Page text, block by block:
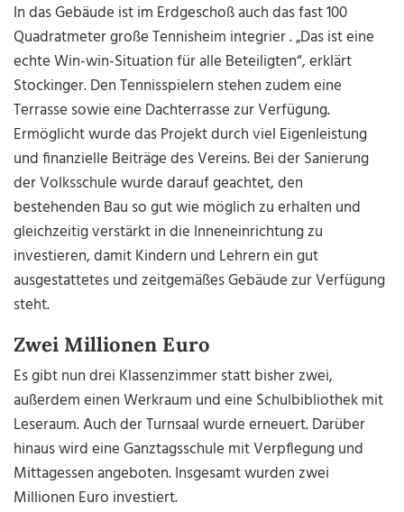
In das Gebäude ist im Erdgeschoß auch das fast 100
Quadratmeter große Tennisheim integrier . „Das ist eine
echte Win-win-Situation für alle Beteiligten“, erklärt
Stockinger. Den Tennisspielern stehen zudem eine
Terrasse sowie eine Dachterrasse zur Verfügung.
Ermöglicht wurde das Projekt durch viel Eigenleistung
und finanzielle Beiträge des Vereins. Bei der Sanierung
der Volksschule wurde darauf geachtet, den
bestehenden Bau so gut wie möglich zu erhalten und
gleichzeitig verstärkt in die Inneneinrichtung zu
investieren, damit Kindern und Lehrern ein gut
ausgestattetes und zeitgemäßes Gebäude zur Verfügung
steht.
Zwei Millionen Euro
Es gibt nun drei Klassenzimmer statt bisher zwei,
außerdem einen Werkraum und eine Schulbibliothek mit
Leseraum. Auch der Turnsaal wurde erneuert. Darüber
hinaus wird eine Ganztagsschule mit Verpflegung und
Mittagessen angeboten. Insgesamt wurden zwei
Millionen Euro investiert.